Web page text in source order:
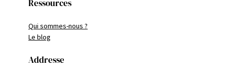
Ressources
Qui sommes-nous ?
Le blog
Addresse